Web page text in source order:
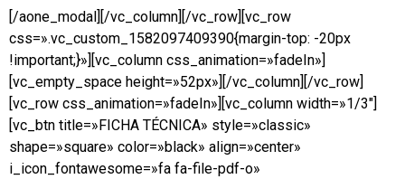
[/aone_modal][/vc_column][/vc_row][vc_row
css=».vc_custom_1582097409390{margin-top: -20px
!important;}»][vc_column css_animation=»fadeIn»]
[vc_empty_space height=»52px»][/vc_column][/vc_row]
[vc_row css_animation=»fadeIn»][vc_column width=»1/3″]
[vc_btn title=»FICHA TÉCNICA» style=»classic»
shape=»square» color=»black» align=»center»
i_icon_fontawesome=»fa fa-file-pdf-o»